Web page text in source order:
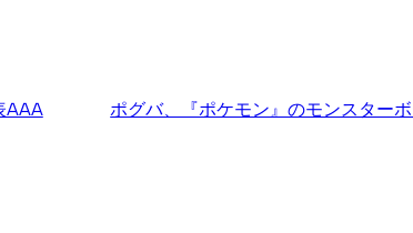
AAA
ポグバ、『ポケモン』のモンスター